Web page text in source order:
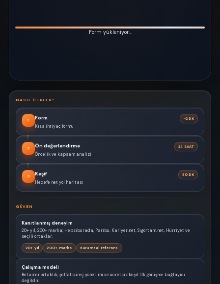
Form yükleniyor…
NASIL ILERLER?
1 Form ~2 DK
Kısa ihtiyaç formu
2 Ön değerlendirme 24 SAAT
Öncelik ve kapsam analizi
3 Keşif 30 DK
Hedefe net yol haritası
GÜVEN
Kanıtlanmış deneyim
20+ yıl, 200+ marka; Hepsiburada, Paribu, Kariyer.net, Sigortam.net, Hürriyet ve
seçili ortaklar.
20+ yıl 200+ marka Kurumsal referans
Çalışma modeli
Retainer ortaklık, şeffaf süreç yönetimi ve ücretsiz keşif. İlk görüşme bağlayıcı
değildir.